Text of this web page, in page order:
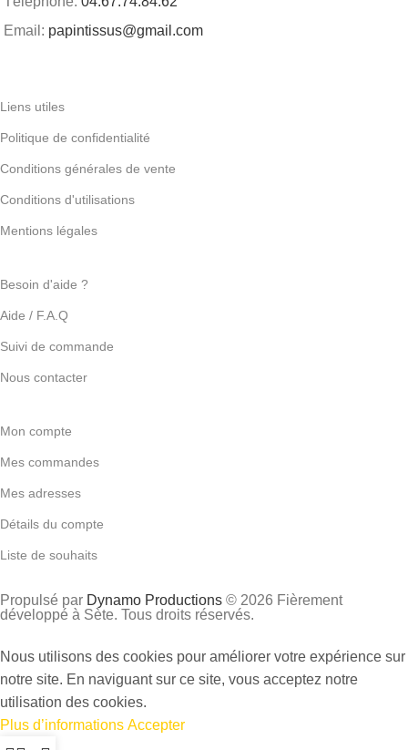
Email: papintissus@gmail.com
Liens utiles
Politique de confidentialité
Conditions générales de vente
Conditions d'utilisations
Mentions légales
Besoin d'aide ?
Aide / F.A.Q
Suivi de commande
Nous contacter
Mon compte
Mes commandes
Mes adresses
Détails du compte
Liste de souhaits
Propulsé par Dynamo Productions © 2026 Fièrement
développé à Sète. Tous droits réservés.
Nous utilisons des cookies pour améliorer votre expérience sur
notre site. En naviguant sur ce site, vous acceptez notre
utilisation des cookies.
Plus d’informations Accepter